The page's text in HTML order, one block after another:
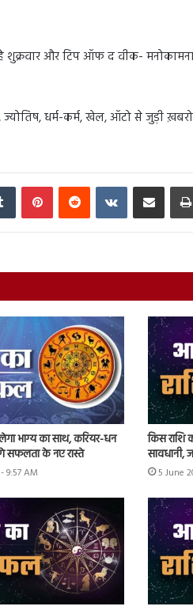
और टिप ऑफ द वीक-
ज्योतिष, धर्म-कर्म, खेल, ऑटो से जुड़ी
Tumblr PinterestReddit VKontakteShare via Email
भाग्य का साथ, करियर-धन
सफलता के नए रास्ते
9:57 AM
किस राशि
5 June